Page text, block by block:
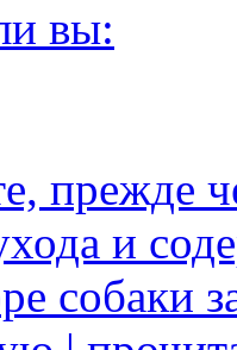
вы:
прежде
и
собаки